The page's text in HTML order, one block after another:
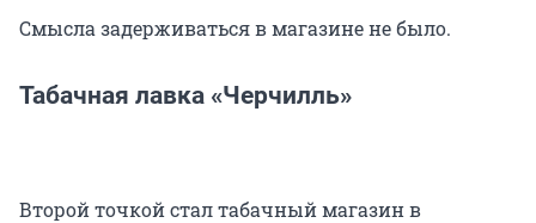
Смысла задерживаться в магазине не было.
Табачная лавка «Черчилль»
Второй точкой стал табачный магазин в